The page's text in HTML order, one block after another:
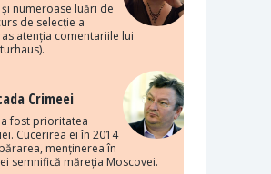
numeroase luări de
de selecție a
atenția comentariile lui
Crimeei
a fost prioritatea
Cucerirea ei în 2014
menținerea în
semnifică măreția Moscovei.